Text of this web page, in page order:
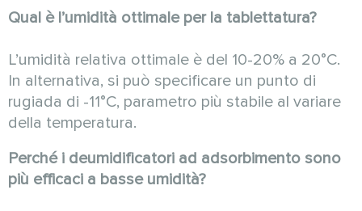
Qual è l’umidità ottimale per la tablettatura?
L’umidità relativa ottimale è del 10-20% a 20°C.
In alternativa, si può specificare un punto di
rugiada di -11°C, parametro più stabile al variare
della temperatura.
Perché i deumidificatori ad adsorbimento sono
più efficaci a basse umidità?